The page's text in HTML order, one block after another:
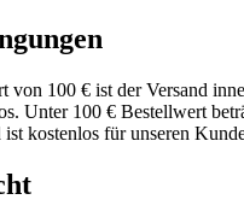
von 100 € ist der Versand
Unter 100 € Bestellwert
kostenlos für unseren